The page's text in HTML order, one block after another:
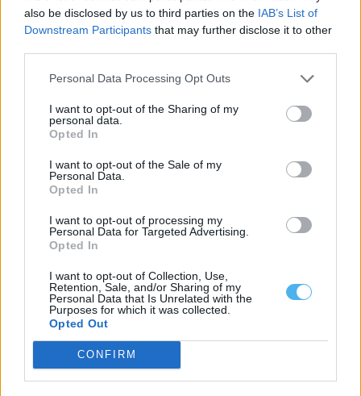
also be disclosed by us to third parties on the IAB’s List of
Downstream Participants that may further disclose it to other
Personal Data Processing Opt Outs
I want to opt-out of the Sharing of my
personal data.
Opted In
I want to opt-out of the Sale of my
Personal Data.
Opted In
I want to opt-out of processing my
Personal Data for Targeted Advertising.
Opted In
I want to opt-out of Collection, Use,
Retention, Sale, and/or Sharing of my
Personal Data that Is Unrelated with the
Purposes for which it was collected.
Opted Out
CONFIRM
Instituto Cultural de Évora promove fichas pedagógicas
O Instituto Cultural de Évora (ICÉ) e o Repositório Pedagógico
promovem o Ciclo de...
6 Agosto, 2026 - 12:15